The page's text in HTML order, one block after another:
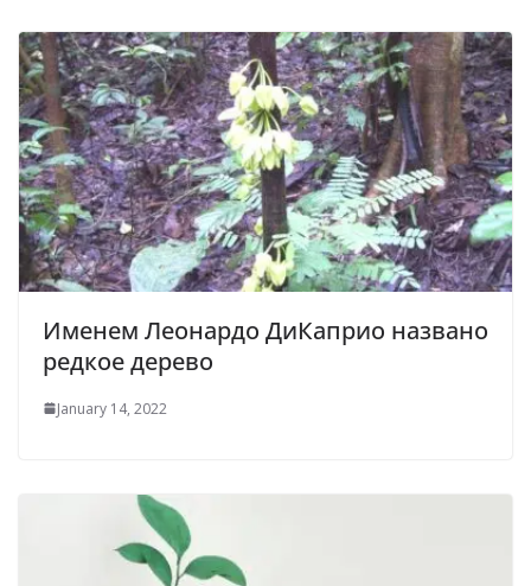
Именем Леонардо ДиКаприо названо
редкое дерево
January 14, 2022